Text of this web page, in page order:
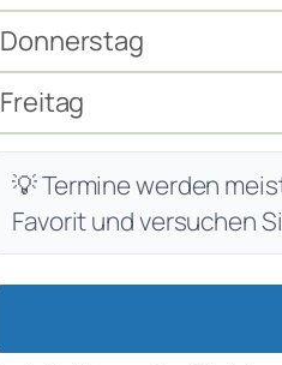
Donnerstag
Freitag
💡 Termine werden
Favorit und versuchen